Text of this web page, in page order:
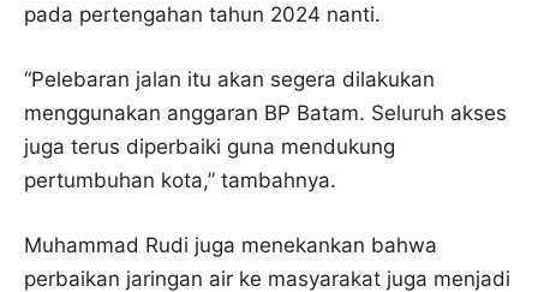
pada pertengahan tahun 2024 nanti.
“Pelebaran jalan itu akan segera dilakukan
menggunakan anggaran BP Batam. Seluruh akses
juga terus diperbaiki guna mendukung
pertumbuhan kota,” tambahnya.
Muhammad Rudi juga menekankan bahwa
perbaikan jaringan air ke masyarakat juga menjadi